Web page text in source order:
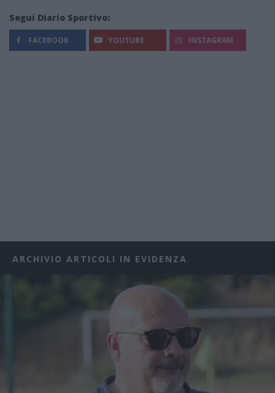
Segui Diario Sportivo:
FACEBOOK YOUTUBE INSTAGRAM
ARCHIVIO ARTICOLI IN EVIDENZA